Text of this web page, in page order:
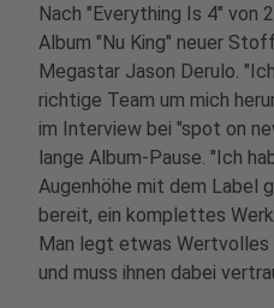
Nach "Everything Is 4" von
Album "Nu King" neuer
Megastar Jason Derulo.
richtige Team um mich
im Interview bei "spot on
lange Album-Pause. "Ich
Augenhöhe mit dem Label
bereit, ein komplettes
Man legt etwas Wertvolles
und muss ihnen dabei